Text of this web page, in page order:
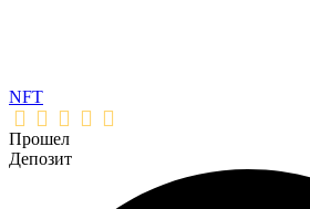
NFT
Прошел
Депозит